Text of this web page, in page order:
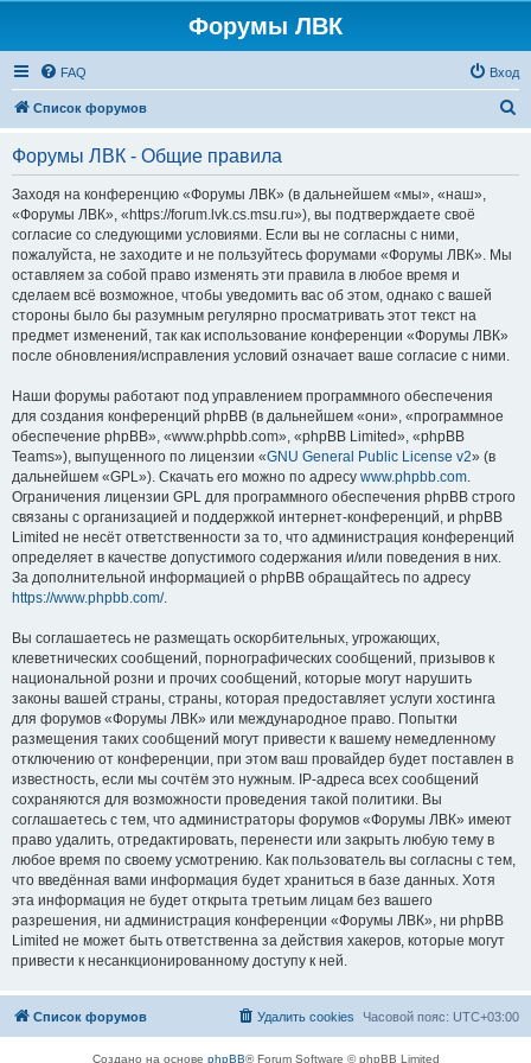
Форумы ЛВК
FAQ Вход
Список форумов
Форумы ЛВК - Общие правила
Заходя на конференцию «Форумы ЛВК» (в дальнейшем «мы», «наш»,
«Форумы ЛВК», «https://forum.lvk.cs.msu.ru»), вы подтверждаете своё
согласие со следующими условиями. Если вы не согласны с ними,
пожалуйста, не заходите и не пользуйтесь форумами «Форумы ЛВК». Мы
оставляем за собой право изменять эти правила в любое время и
сделаем всё возможное, чтобы уведомить вас об этом, однако с вашей
стороны было бы разумным регулярно просматривать этот текст на
предмет изменений, так как использование конференции «Форумы ЛВК»
после обновления/исправления условий означает ваше согласие с ними.
Наши форумы работают под управлением программного обеспечения
для создания конференций phpBB (в дальнейшем «они», «программное
обеспечение phpBB», «www.phpbb.com», «phpBB Limited», «phpBB
Teams»), выпущенного по лицензии «GNU General Public License v2» (в
дальнейшем «GPL»). Скачать его можно по адресу www.phpbb.com.
Ограничения лицензии GPL для программного обеспечения phpBB строго
связаны с организацией и поддержкой интернет-конференций, и phpBB
Limited не несёт ответственности за то, что администрация конференций
определяет в качестве допустимого содержания и/или поведения в них.
За дополнительной информацией о phpBB обращайтесь по адресу
https://www.phpbb.com/.
Вы соглашаетесь не размещать оскорбительных, угрожающих,
клеветнических сообщений, порнографических сообщений, призывов к
национальной розни и прочих сообщений, которые могут нарушить
законы вашей страны, страны, которая предоставляет услуги хостинга
для форумов «Форумы ЛВК» или международное право. Попытки
размещения таких сообщений могут привести к вашему немедленному
отключению от конференции, при этом ваш провайдер будет поставлен в
известность, если мы сочтём это нужным. IP-адреса всех сообщений
сохраняются для возможности проведения такой политики. Вы
соглашаетесь с тем, что администраторы форумов «Форумы ЛВК» имеют
право удалить, отредактировать, перенести или закрыть любую тему в
любое время по своему усмотрению. Как пользователь вы согласны с тем,
что введённая вами информация будет храниться в базе данных. Хотя
эта информация не будет открыта третьим лицам без вашего
разрешения, ни администрация конференции «Форумы ЛВК», ни phpBB
Limited не может быть ответственна за действия хакеров, которые могут
привести к несанкционированному доступу к ней.
Список форумов Часовой пояс: UTC+03:00
Удалить cookies
Создано на основе phpBB® Forum Software © phpBB Limited